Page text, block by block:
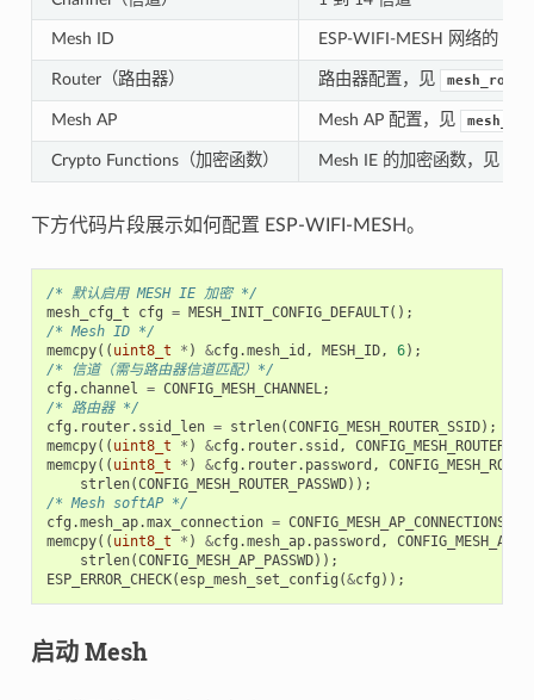
Mesh ID ESP-WIFI-MESH 网络的 ID
Router（路由器） 路由器配置，见
Mesh AP Mesh AP 配置，见
Crypto Functions（加密函数） Mesh IE 的加密函数，见
下方代码片段展示如何配置 ESP-WIFI-MESH。
/* 默认启用 MESH IE 加密 */
mesh_cfg_t
cfg = MESH_INIT_CONFIG_DEFAULT();
/* Mesh ID */
memcpy(( uint8_t * ) &cfg .mesh_id , MESH_ID, 6);
/* 信道（需与路由器信道匹配）*/
cfg . channel = CONFIG_MESH_CHANNEL;
/* 路由器 */
cfg . router. ssid_len = strlen(CONFIG_MESH_ROUTER_SSID);
memcpy(( uint8_t * ) &cfg . router. ssid ,
memcpy(( uint8_t * ) &cfg . router. password ,
strlen(CONFIG_MESH_ROUTER_PASSWD));
/* Mesh softAP */
cfg .mesh_ap.max_connection = CONFIG_MESH_AP_CONNECTIONS
memcpy(( uint8_t * ) &cfg .mesh_ap. password ,
strlen(CONFIG_MESH_AP_PASSWD));
ESP_ERROR_CHECK(esp_mesh_set_config (&cfg ));
启动 Mesh